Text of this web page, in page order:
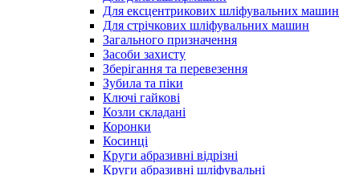
Для ексцентрикових шліфувальних машин
Для стрічкових шліфувальних машин
Загального призначення
Засоби захисту
Зберігання та перевезення
Зубила та піки
Ключі гайкові
Козли складані
Коронки
Косинці
Круги абразивні відрізні
Круги абразивні шліфувальні